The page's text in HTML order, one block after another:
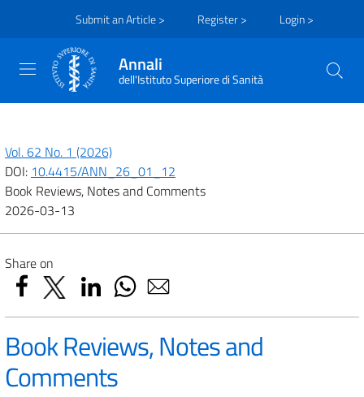
Submit an Article > Register > Login >
Annali
dell'Istituto Superiore di Sanità
Vol. 62 No. 1 (2026)
DOI: 10.4415/ANN_26_01_12
Book Reviews, Notes and Comments
2026-03-13
Share on
Book Reviews, Notes and
Comments